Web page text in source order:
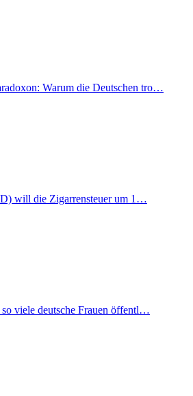
Warum die Deutschen tro…
will die Zigarrensteuer um 1…
so viele deutsche Frauen öffentl…